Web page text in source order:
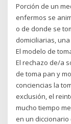
Porción de un
enfermos se
o de donde se
domiciliarias,
El modelo de
El rechazo de/a
de toma pan y
conciencias la
exclusión, el
mucho tiempo
en un diccionario